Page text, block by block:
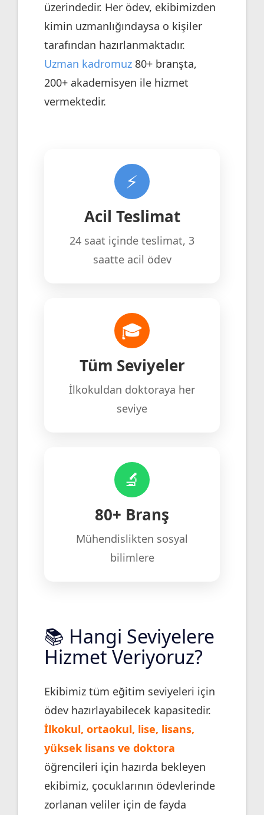
üzerindedir. Her ödev, ekibimizden
kimin uzmanlığındaysa o kişiler
tarafından hazırlanmaktadır.
Uzman kadromuz 80+ branşta,
200+ akademisyen ile hizmet
vermektedir.
⚡
Acil Teslimat
24 saat içinde teslimat, 3
saatte acil ödev
🎓
Tüm Seviyeler
İlkokuldan doktoraya her
seviye
🔬
80+ Branş
Mühendislikten sosyal
bilimlere
📚 Hangi Seviyelere
Hizmet Veriyoruz?
Ekibimiz tüm eğitim seviyeleri için
ödev hazırlayabilecek kapasitedir.
İlkokul, ortaokul, lise, lisans,
yüksek lisans ve doktora
öğrencileri için hazırda bekleyen
ekibimiz, çocuklarının ödevlerinde
zorlanan veliler için de fayda